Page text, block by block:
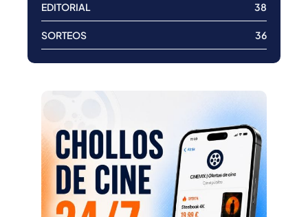
EDITORIAL 38
SORTEOS 36